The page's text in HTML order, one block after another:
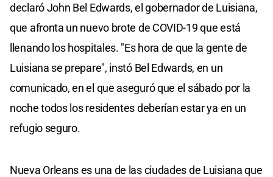
declaró John Bel Edwards, el gobernador de Luisiana,
que afronta un nuevo brote de COVID-19 que está
llenando los hospitales. "Es hora de que la gente de
Luisiana se prepare", instó Bel Edwards, en un
comunicado, en el que aseguró que el sábado por la
noche todos los residentes deberían estar ya en un
refugio seguro.
Nueva Orleans es una de las ciudades de Luisiana que